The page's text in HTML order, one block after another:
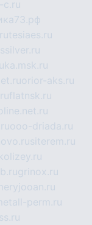
c.ru
tesiaes.ru
orior-aks.ru
flatnsk.ru
ooo-driada.ru
siterem.ru
grinox.ru
perm.ru